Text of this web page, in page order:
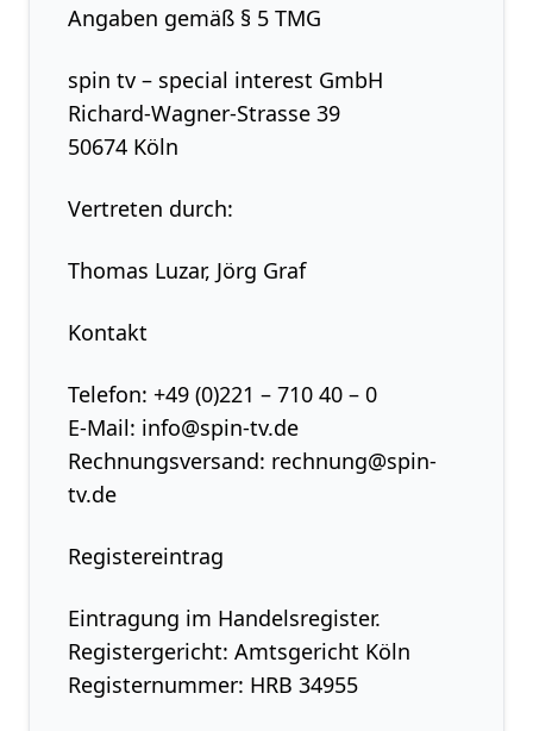
Angaben gemäß § 5 TMG
spin tv – special interest GmbH
Richard-Wagner-Strasse 39
50674 Köln
Vertreten durch:
Thomas Luzar, Jörg Graf
Kontakt
Telefon: +49 (0)221 – 710 40 – 0
E-Mail: info@spin-tv.de
Rechnungsversand: rechnung@spin-
tv.de
Registereintrag
Eintragung im Handelsregister.
Registergericht: Amtsgericht Köln
Registernummer: HRB 34955